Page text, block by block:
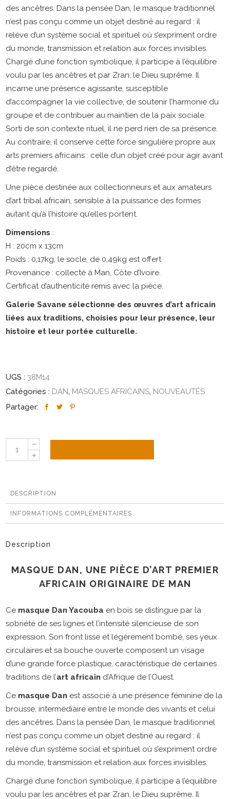
des ancêtres. Dans la pensée Dan, le masque traditionnel
n’est pas conçu comme un objet destiné au regard : il
relève d’un système social et spirituel où s’expriment ordre
du monde, transmission et relation aux forces invisibles.
Chargé d’une fonction symbolique, il participe à l’équilibre
voulu par les ancêtres et par Zran, le Dieu suprême. Il
incarne une présence agissante, susceptible
d’accompagner la vie collective, de soutenir l’harmonie du
groupe et de contribuer au maintien de la paix sociale.
Sorti de son contexte rituel, il ne perd rien de sa présence.
Au contraire, il conserve cette force singulière propre aux
arts premiers africains : celle d’un objet créé pour agir avant
d’être regardé.
Une pièce destinée aux collectionneurs et aux amateurs
d’art tribal africain, sensible à la puissance des formes
autant qu’à l’histoire qu’elles portent.
Dimensions :
H : 20cm x 13cm
Poids : 0,17kg, le socle, de 0,49kg est offert
Provenance : collecté à Man, Côte d’Ivoire.
Certificat d’authenticité remis avec la pièce.
Galerie Savane sélectionne des œuvres d’art africain
liées aux traditions, choisies pour leur présence, leur
histoire et leur portée culturelle.
UGS : 38M14
Catégories : DAN, MASQUES AFRICAINS, NOUVEAUTÉS
Partager:
Masque
bois,
Côte
d’Ivoire
DESCRIPTION
INFORMATIONS COMPLÉMENTAIRES
Description
MASQUE DAN, UNE PIÈCE D’ART PREMIER
AFRICAIN ORIGINAIRE DE MAN
Ce masque Dan Yacouba en bois se distingue par la
sobriété de ses lignes et l’intensité silencieuse de son
expression. Son front lisse et légèrement bombé, ses yeux
circulaires et sa bouche ouverte composent un visage
d’une grande force plastique, caractéristique de certaines
traditions de l’art africain d’Afrique de l’Ouest.
Ce masque Dan est associé à une présence féminine de la
brousse, intermédiaire entre le monde des vivants et celui
des ancêtres. Dans la pensée Dan, le masque traditionnel
n’est pas conçu comme un objet destiné au regard : il
relève d’un système social et spirituel où s’expriment ordre
du monde, transmission et relation aux forces invisibles.
Chargé d’une fonction symbolique, il participe à l’équilibre
voulu par les ancêtres et par Zran, le Dieu suprême. Il